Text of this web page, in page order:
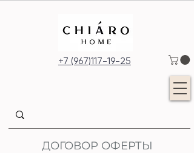
+7 (967)117-19-25
ДОГОВОР ОФЕРТЫ